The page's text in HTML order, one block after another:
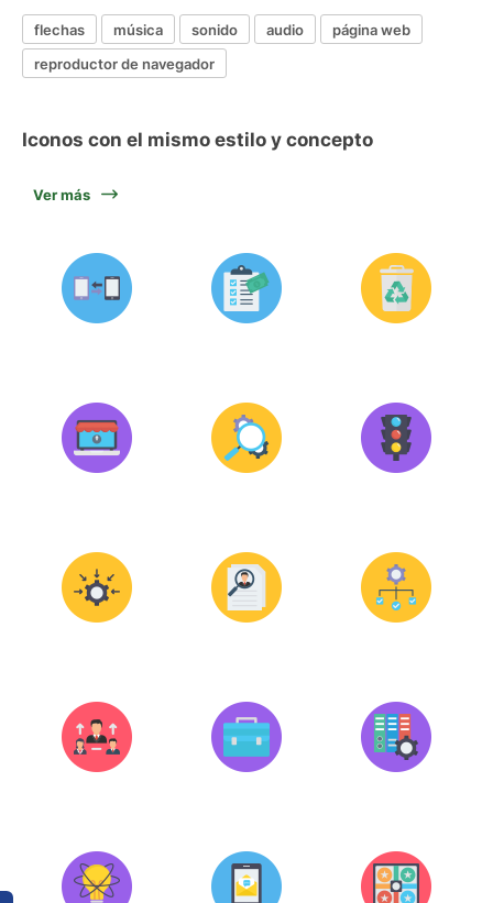
flechas música sonido audio
página web
reproductor de navegador
Iconos con el mismo estilo y concepto
Ver más